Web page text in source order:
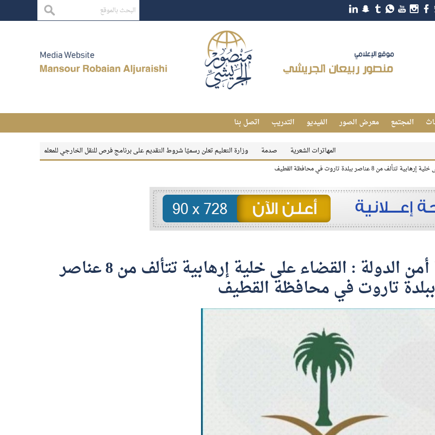
المجتمع معرض الصور الفيديو التدريب اتصل بنا
وزارة التعليم تعلن رسميًا شروط التقديم على برنامج فرص للنقل الخارجي للمعلمين والمعلمات صدمة المهاترات الشعرية
ببلدة تاروت في محافظة القطيف
المتحدث الرسمي لرئاسة أمن الدولة : القضاء على خلية إرهابية تتألف من 8 عناصر
ببلدة تاروت في محافظة القطيف